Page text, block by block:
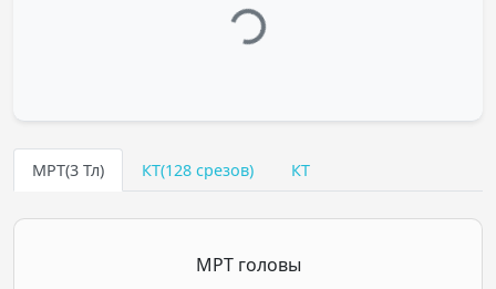
МРТ(3 Тл) КТ(128 срезов) КТ
МРТ головы